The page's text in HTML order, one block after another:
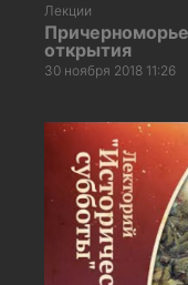
Лекции
открытия
30 ноября 2018 11:26